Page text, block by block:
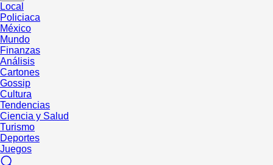
Local
Policiaca
México
Mundo
Finanzas
Análisis
Cartones
Gossip
Cultura
Tendencias
Ciencia y Salud
Turismo
Deportes
Juegos